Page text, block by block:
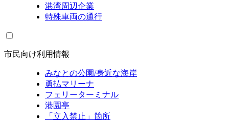
港湾周辺企業
特殊車両の通行
市民向け利用情報
みなとの公園/身近な海岸
勇払マリーナ
フェリーターミナル
港園亭
「立入禁止」箇所